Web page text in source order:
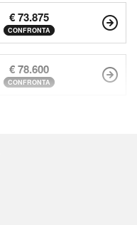
€ 73.875
CONFRONTA
€ 78.600
CONFRONTA